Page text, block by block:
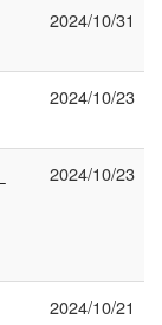
2024/10/31
2024/10/23
2024/10/23
2024/10/21